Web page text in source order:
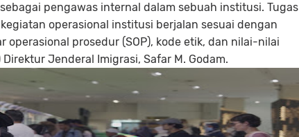
pengawas internal dalam sebuah institusi. Tugas
operasional institusi berjalan sesuai dengan
prosedur (SOP), kode etik, dan nilai-nilai
Jenderal Imigrasi, Safar M. Godam.